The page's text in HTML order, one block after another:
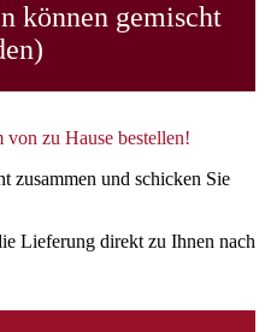
können gemischt
zu Hause bestellen!
zusammen und schicken Sie
Lieferung direkt zu Ihnen nach